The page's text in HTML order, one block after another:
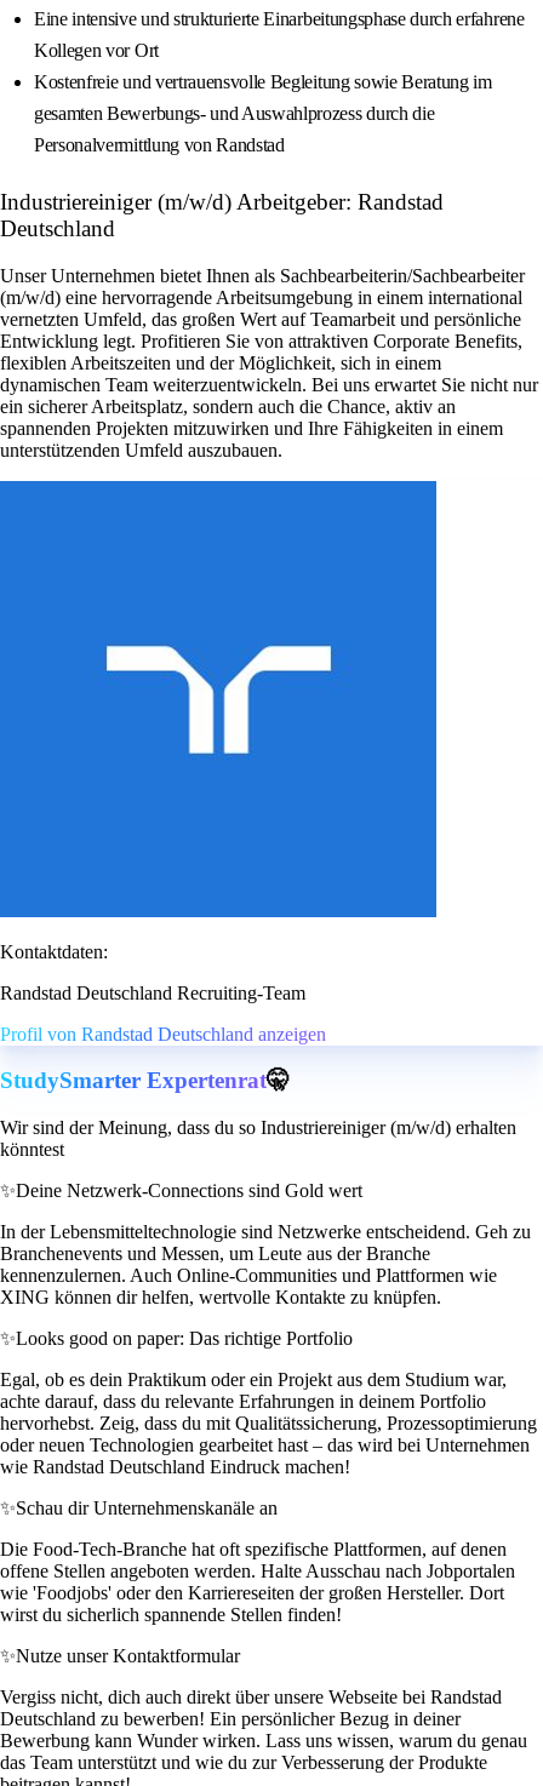
Eine intensive und strukturierte Einarbeitungsphase durch erfahrene
Kollegen vor Ort
Kostenfreie und vertrauensvolle Begleitung sowie Beratung im
gesamten Bewerbungs- und Auswahlprozess durch die
Personalvermittlung von Randstad
Industriereiniger (m/w/d) Arbeitgeber: Randstad
Deutschland
Unser Unternehmen bietet Ihnen als Sachbearbeiterin/Sachbearbeiter
(m/w/d) eine hervorragende Arbeitsumgebung in einem international
vernetzten Umfeld, das großen Wert auf Teamarbeit und persönliche
Entwicklung legt. Profitieren Sie von attraktiven Corporate Benefits,
flexiblen Arbeitszeiten und der Möglichkeit, sich in einem
dynamischen Team weiterzuentwickeln. Bei uns erwartet Sie nicht nur
ein sicherer Arbeitsplatz, sondern auch die Chance, aktiv an
spannenden Projekten mitzuwirken und Ihre Fähigkeiten in einem
unterstützenden Umfeld auszubauen.
Kontaktdaten:
Randstad Deutschland Recruiting-Team
Profil von Randstad Deutschland anzeigen
StudySmarter Expertenrat🤫
Wir sind der Meinung, dass du so Industriereiniger (m/w/d) erhalten
könntest
✨Deine Netzwerk-Connections sind Gold wert
In der Lebensmitteltechnologie sind Netzwerke entscheidend. Geh zu
Branchenevents und Messen, um Leute aus der Branche
kennenzulernen. Auch Online-Communities und Plattformen wie
XING können dir helfen, wertvolle Kontakte zu knüpfen.
✨Looks good on paper: Das richtige Portfolio
Egal, ob es dein Praktikum oder ein Projekt aus dem Studium war,
achte darauf, dass du relevante Erfahrungen in deinem Portfolio
hervorhebst. Zeig, dass du mit Qualitätssicherung, Prozessoptimierung
oder neuen Technologien gearbeitet hast – das wird bei Unternehmen
wie Randstad Deutschland Eindruck machen!
✨Schau dir Unternehmenskanäle an
Die Food-Tech-Branche hat oft spezifische Plattformen, auf denen
offene Stellen angeboten werden. Halte Ausschau nach Jobportalen
wie 'Foodjobs' oder den Karriereseiten der großen Hersteller. Dort
wirst du sicherlich spannende Stellen finden!
✨Nutze unser Kontaktformular
Vergiss nicht, dich auch direkt über unsere Webseite bei Randstad
Deutschland zu bewerben! Ein persönlicher Bezug in deiner
Bewerbung kann Wunder wirken. Lass uns wissen, warum du genau
das Team unterstützt und wie du zur Verbesserung der Produkte